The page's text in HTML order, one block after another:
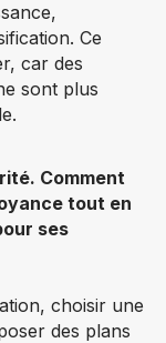
Ce
car des
sont plus
Comment
tout en
ses
choisir une
des plans